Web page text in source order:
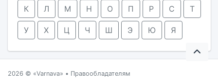
К Л М Н О П Р С Т
У Х Ц Ч Ш Э Ю Я
2026 © Varnava • Правообладателям